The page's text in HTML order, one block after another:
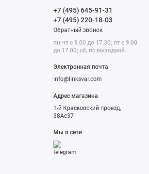
+7 (495) 645-91-31
+7 (495) 220-18-03
Обратный звонок
пн-чт с 9.00 до 17.30; пт с 9.00
до 17.00; сб, вс выходной.
Электронная почта
info@linksvar.com
Адрес магазина
1-й Красковский проезд,
38Ас37
Мы в сети